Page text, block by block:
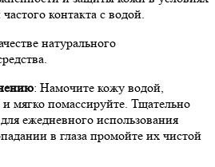
контакта с водой.
натурального
: Намочите кожу водой,
мягко помассируйте. Тщательно
ежедневного использования
в глаза промойте их чистой